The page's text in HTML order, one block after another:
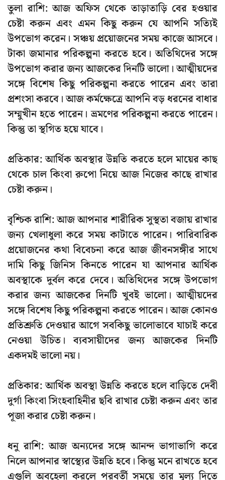
তুলা রাশি: আজ অফিস থেকে তাড়াতাড়ি বের হওয়ার
চেষ্টা করুন এবং এমন কিছু করুন যে আপনি সত্যিই
উপভোগ করেন। সঞ্চয় প্রয়োজনের সময় কাজে আসবে।
টাকা জমানার পরিকল্পনা করতে হবে। অতিথিদের সঙ্গে
উপভোগ করার জন্য আজকের দিনটি ভালো। আত্মীয়দের
সঙ্গে বিশেষ কিছু পরিকল্পনা করতে পারেন এবং তারা
প্রশংসা করবে। আজ কর্মক্ষেত্রে আপনি বড় ধরনের বাধার
সম্মুখীন হতে পারেন। ভ্রমণের পরিকল্পনা করতে পারেন।
কিন্তু তা স্থগিত হয়ে যাবে।
প্রতিকার: আর্থিক অবস্থার উন্নতি করতে হলে মায়ের কাছ
থেকে চাল কিংবা রুপো নিয়ে আজ নিজের কাছে রাখার
চেষ্টা করুন।
বৃশ্চিক রাশি: আজ আপনার শারীরিক সুস্থতা বজায় রাখার
জন্য খেলাধুলা করে সময় কাটাতে পারেন। পারিবারিক
প্রয়োজনের কথা বিবেচনা করে আজ জীবনসঙ্গীর সাথে
দামি কিছু জিনিস কিনতে পারেন যা আপনার আর্থিক
অবস্থাকে দুর্বল করে দেবে। অতিথিদের সঙ্গে উপভোগ
করার জন্য আজকের দিনটি খুবই ভালো। আত্মীয়দের
সঙ্গে বিশেষ কিছু পরিকল্পনা করতে পারেন। আজ কোনও
প্রতিশ্রুতি দেওয়ার আগে সবকিছু ভালোভাবে যাচাই করে
নেওয়া উচিত। ব্যবসায়ীদের জন্য আজকের দিনটি
একদমই ভালো নয়।
প্রতিকার: আর্থিক অবস্থা উন্নতি করতে হলে বাড়িতে দেবী
দুর্গা কিংবা সিংহবাহিনীর ছবি রাখার চেষ্টা করুন এবং তার
পূজা করার চেষ্টা করুন।
ধনু রাশি: আজ অন্যদের সঙ্গে আনন্দ ভাগাভাগি করে
নিলে আপনার স্বাস্থ্যের উন্নতি হবে। কিন্তু মনে রাখতে হবে
এগুলি অবহেলা করলে পরবর্তী সময়ে তার মূল্য দিতে